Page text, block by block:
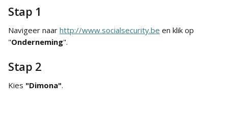
Stap 1
Navigeer naar http://www.socialsecurity.be en klik op
"Onderneming".
Stap 2
Kies "Dimona".